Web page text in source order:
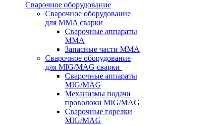
Сварочное оборудование
Сварочное оборудование
для MMA сварки
Сварочные аппараты
MMA
Запасные части MMA
Сварочное оборудование
для MIG/MAG сварки
Сварочные аппараты
MIG/MAG
Механизмы подачи
проволоки MIG/MAG
Сварочные горелки
MIG/MAG